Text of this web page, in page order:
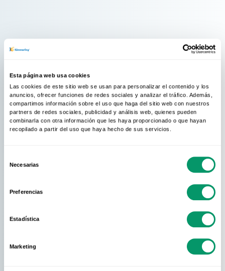
Esta página web usa cookies
Las cookies de este sitio web se usan para personalizar el contenido y los
anuncios, ofrecer funciones de redes sociales y analizar el tráfico. Además,
compartimos información sobre el uso que haga del sitio web con nuestros
partners de redes sociales, publicidad y análisis web, quienes pueden
combinarla con otra información que les haya proporcionado o que hayan
recopilado a partir del uso que haya hecho de sus servicios.
de
Necesarias
Preferencias
Estadística
Marketing